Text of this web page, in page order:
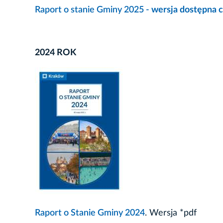
Raport o stanie Gminy 2025 - wersja dostępna
2024 ROK
Raport o Stanie Gminy 2024. Wersja *pdf